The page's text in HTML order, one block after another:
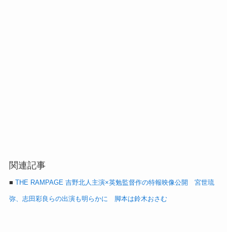
関連記事
■ THE RAMPAGE 吉野北人主演×英勉監督作の特報映像公開 宮世琉
弥、志田彩良らの出演も明らかに 脚本は鈴木おさむ